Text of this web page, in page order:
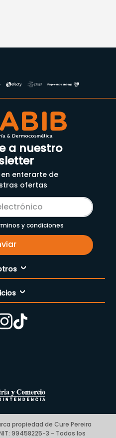
a nuestro
enterarte de
ofertas
y condiciones
empresa
tiendas
condiciones
Place to Pay
privacidad
propiedad de Cure Pereira
99458225-3 - Todos los